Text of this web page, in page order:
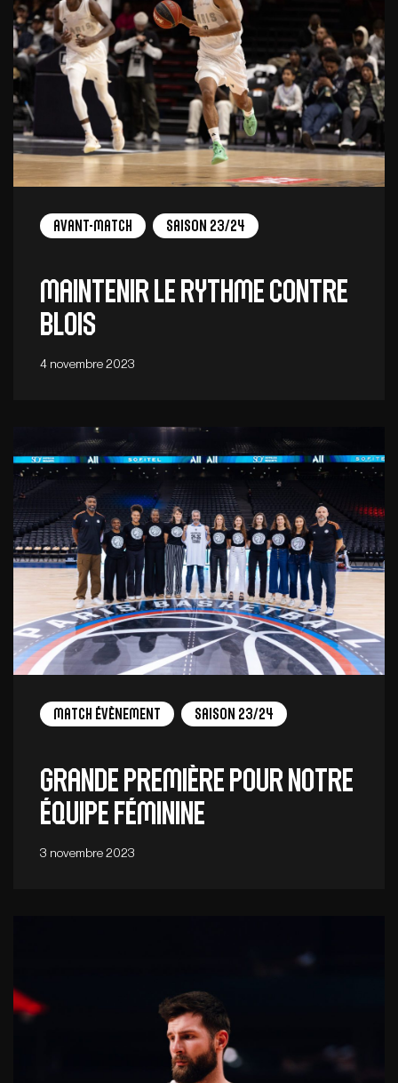
Avant-Match Saison 23/24
Maintenir le rythme contre
Blois
4 novembre 2023
Match Évènement Saison 23/24
Grande première pour notre
équipe féminine
3 novembre 2023